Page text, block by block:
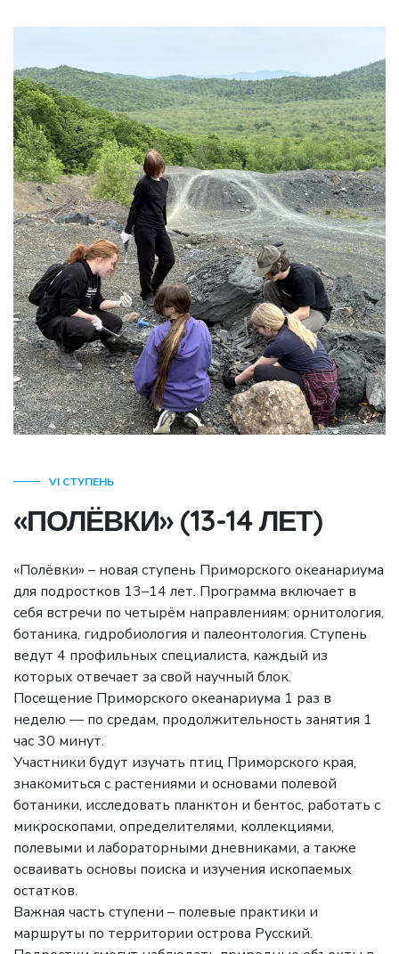
VI СТУПЕНЬ
«ПОЛЁВКИ» (13-14 ЛЕТ)
«Полёвки» – новая ступень Приморского океанариума
для подростков 13–14 лет. Программа включает в
себя встречи по четырём направлениям: орнитология,
ботаника, гидробиология и палеонтология. Ступень
ведут 4 профильных специалиста, каждый из
которых отвечает за свой научный блок.
Посещение Приморского океанариума 1 раз в
неделю — по средам, продолжительность занятия 1
час 30 минут.
Участники будут изучать птиц Приморского края,
знакомиться с растениями и основами полевой
ботаники, исследовать планктон и бентос, работать с
микроскопами, определителями, коллекциями,
полевыми и лабораторными дневниками, а также
осваивать основы поиска и изучения ископаемых
остатков.
Важная часть ступени – полевые практики и
маршруты по территории острова Русский.